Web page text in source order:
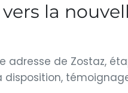
la
adresse de Zostaz,